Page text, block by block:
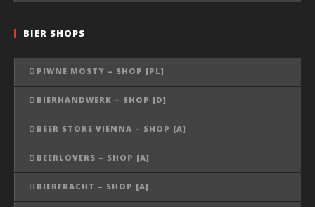
BIER SHOPS
PIWNE MOSTY – SHOP [PL]
BIERHANDWERK – SHOP [D]
BEER STORE VIENNA – SHOP [A]
BEERLOVERS – SHOP [A]
BIERFRACHT – SHOP [A]